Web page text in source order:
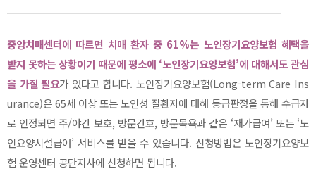
중앙치매센터에 따르면 치매 환자 중 61%는 노인장기요양보험 혜택을
받지 못하는 상황이기 때문에 평소에 ‘노인장기요양보험’에 대해서도 관심
을 가질 필요가 있다고 합니다. 노인장기요양보험(Long-term Care Ins
urance)은 65세 이상 또는 노인성 질환자에 대해 등급판정을 통해 수급자
로 인정되면 주/야간 보호, 방문간호, 방문목욕과 같은 ‘재가급여’ 또는 ‘노
인요양시설급여’ 서비스를 받을 수 있습니다. 신청방법은 노인장기요양보
험 운영센터 공단지사에 신청하면 됩니다.